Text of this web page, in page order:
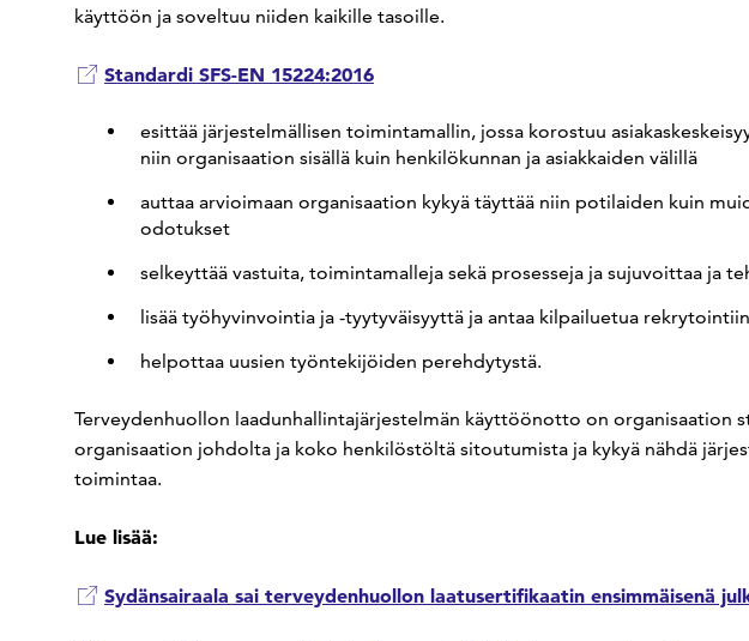
käyttöön ja soveltuu niiden kaikille tasoille.
Standardi SFS-EN 15224:2016
esittää järjestelmällisen toimintamallin, jossa korostuu
niin organisaation sisällä kuin henkilökunnan ja asiakkaiden välillä
auttaa arvioimaan organisaation kykyä täyttää niin potilaiden kuin
odotukset
selkeyttää vastuita, toimintamalleja sekä prosesseja ja sujuvoittaa ja
lisää työhyvinvointia ja -tyytyväisyyttä ja antaa kilpailuetua rekrytointiin
helpottaa uusien työntekijöiden perehdytystä.
Terveydenhuollon laadunhallintajärjestelmän käyttöönotto on organisaation
organisaation johdolta ja koko henkilöstöltä sitoutumista ja kykyä nähdä
toimintaa.
Lue lisää:
Sydänsairaala sai terveydenhuollon laatusertifikaatin ensimmäisenä